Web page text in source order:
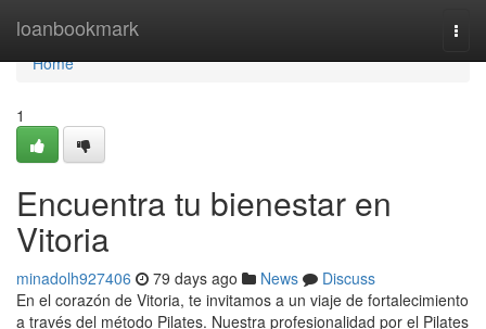
loanbookmark
Home
Home
1
Encuentra tu bienestar en
Vitoria
minadolh927406 79 days ago News
Discuss
En el corazón de Vitoria, te invitamos a un viaje de fortalecimiento
a través del método Pilates. Nuestra profesionalidad por el Pilates